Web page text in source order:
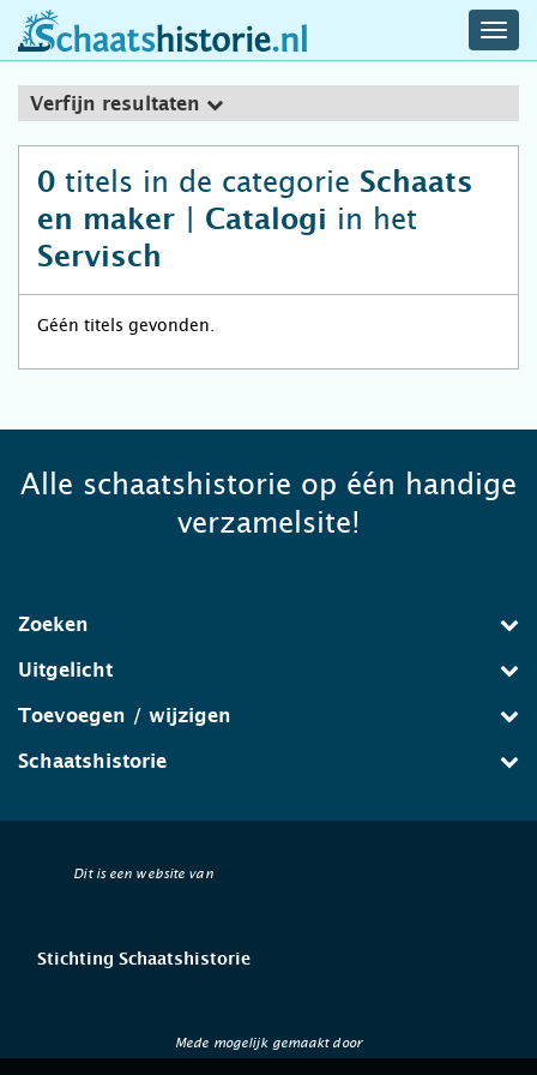
schaatshistorie.nl
Verfijn resultaten
0 titels in de categorie Schaats
en maker | Catalogi in het
Servisch
Géén titels gevonden.
Alle schaatshistorie op één handige
verzamelsite!
Zoeken
Uitgelicht
Toevoegen / wijzigen
Schaatshistorie
Dit is een website van
Stichting Schaatshistorie
Mede mogelijk gemaakt door